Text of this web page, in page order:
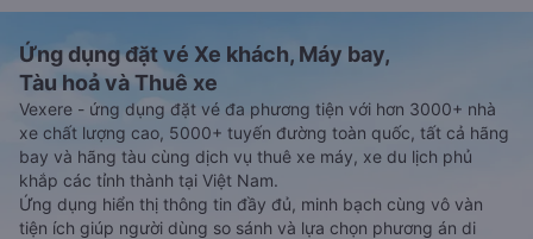
Ứng dụng đặt vé Xe khách, Máy bay,
Tàu hoả và Thuê xe
Vexere - ứng dụng đặt vé đa phương tiện với hơn 3000+ nhà
xe chất lượng cao, 5000+ tuyến đường toàn quốc, tất cả hãng
bay và hãng tàu cùng dịch vụ thuê xe máy, xe du lịch phủ
khắp các tỉnh thành tại Việt Nam.
Ứng dụng hiển thị thông tin đầy đủ, minh bạch cùng vô vàn
tiện ích giúp người dùng so sánh và lựa chọn phương án di